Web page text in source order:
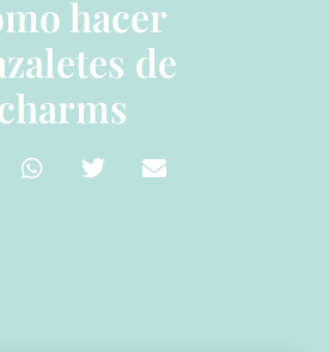
hacer
de